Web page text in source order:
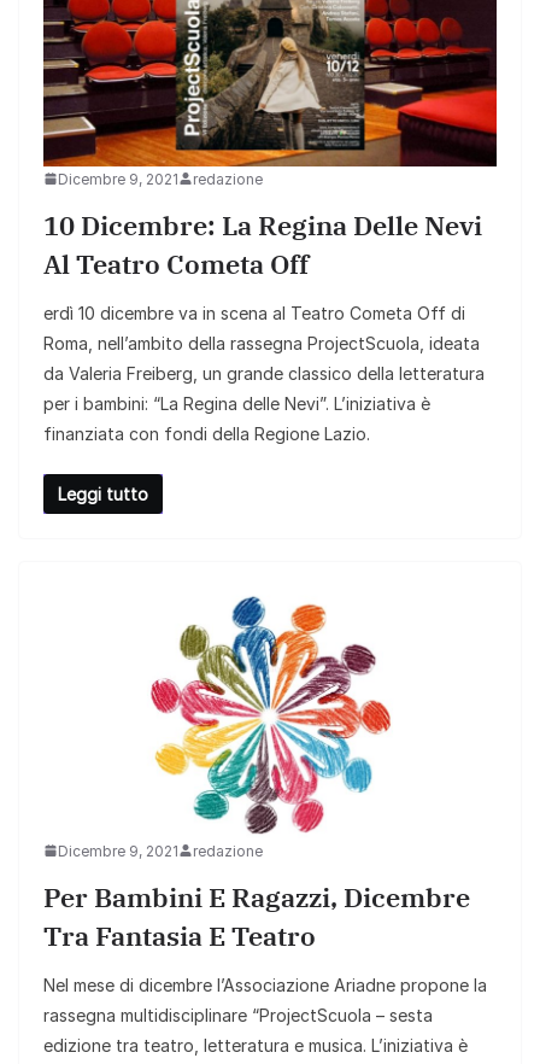
Dicembre 9, 2021 redazione
10 Dicembre: La Regina Delle Nevi
Al Teatro Cometa Off
erdì 10 dicembre va in scena al Teatro Cometa Off di
Roma, nell’ambito della rassegna ProjectScuola, ideata
da Valeria Freiberg, un grande classico della letteratura
per i bambini: “La Regina delle Nevi”. L’iniziativa è
finanziata con fondi della Regione Lazio.
Leggi tutto
Dicembre 9, 2021 redazione
Per Bambini E Ragazzi, Dicembre
Tra Fantasia E Teatro
Nel mese di dicembre l’Associazione Ariadne propone la
rassegna multidisciplinare “ProjectScuola – sesta
edizione tra teatro, letteratura e musica. L’iniziativa è